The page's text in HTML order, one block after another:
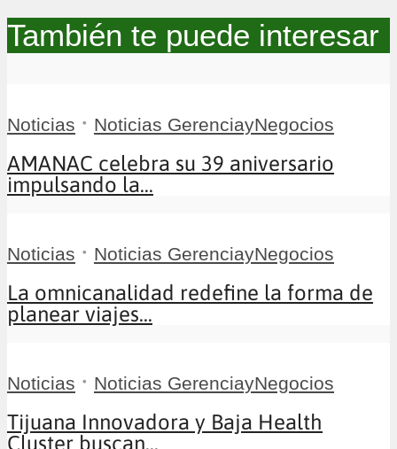
También te puede interesar
Noticias • Noticias GerenciayNegocios
AMANAC celebra su 39 aniversario
impulsando la...
Noticias • Noticias GerenciayNegocios
La omnicanalidad redefine la forma de
planear viajes...
Noticias • Noticias GerenciayNegocios
Tijuana Innovadora y Baja Health
Cluster buscan...